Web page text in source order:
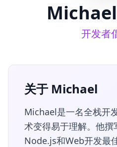
开发者
关于 Michael
Michael是一名全栈开
术变得易于理解。他撰
Node.js和Web开发最